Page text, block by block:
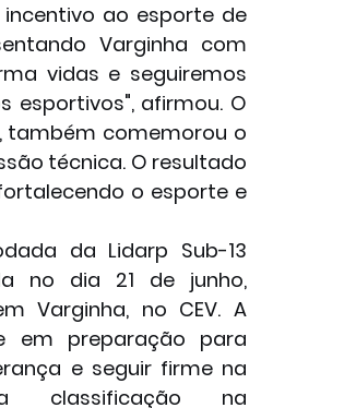
ao esporte de
Varginha com
vidas e seguiremos
esportivos", afirmou. O
também comemorou o
técnica. O resultado
o esporte e
da Lidarp Sub-13
no dia 21 de junho,
Varginha, no CEV. A
em preparação para
e seguir firme na
classificação na